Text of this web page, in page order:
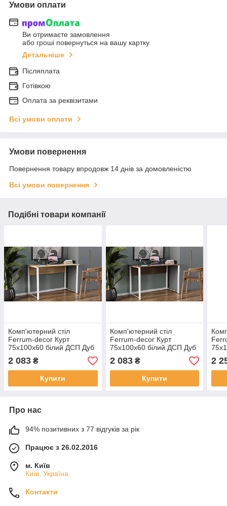
Умови оплати
Ви отримаєте замовлення
або гроші повернуться на вашу картку
Детальніше
Післяплата
Готівкою
Оплата за реквізитами
Всі умови оплати
Умови повернення
Повернення товару впродовж 14 днів за домовленістю
Всі умови повернення
Подібні товари компанії
Комп'ютерний стіл
Ferrum-decor Курт
75x100x60 білий ДСП Дуб
Сонома 16мм (FRD-
102197)
2 083 ₴
Купити
Комп'ютерний стіл
Ferrum-decor Курт
75x100x60 білий ДСП Дуб
Сонома Труфель 16мм
(FRD-102198)
2 083₴
Купити
2
Про нас
94% позитивних з 77 відгуків за рік
Працює з 26.02.2016
м. Київ
Київ, Україна
Контакти